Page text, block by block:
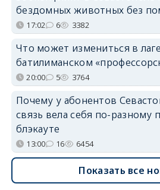
бездомных животных без
17:02 6 3382
Что может измениться в
батилиманском
20:00 5 3764
Почему у абонентов
связь вела себя по-разному
блэкауте
13:00 16 6454
Показать все